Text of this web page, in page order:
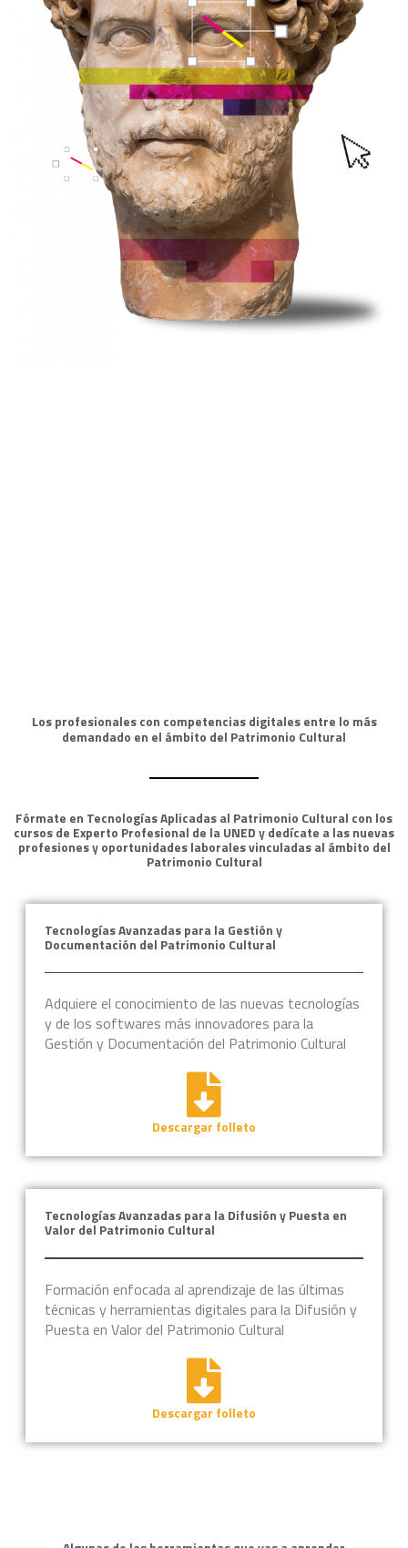
Los profesionales con competencias digitales entre lo más
demandado en el ámbito del Patrimonio Cultural
Fórmate en Tecnologías Aplicadas al Patrimonio Cultural con los
cursos de Experto Profesional de la UNED y dedícate a las nuevas
profesiones y oportunidades laborales vinculadas al ámbito del
Patrimonio Cultural
Tecnologías Avanzadas para la Gestión y
Documentación del Patrimonio Cultural
Adquiere el conocimiento de las nuevas tecnologías
y de los softwares más innovadores para la
Gestión y Documentación del Patrimonio Cultural
Descargar folleto
Tecnologías Avanzadas para la Difusión y Puesta en
Valor del Patrimonio Cultural
Formación enfocada al aprendizaje de las últimas
técnicas y herramientas digitales para la Difusión y
Puesta en Valor del Patrimonio Cultural
Descargar folleto